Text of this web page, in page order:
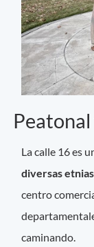
La calle 16 es
diversas etnias
centro
caminando.